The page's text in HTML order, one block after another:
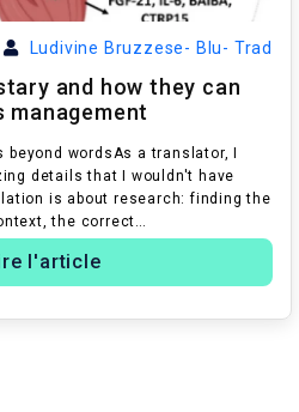
Ludivine Bruzzese- Blu- Trad
and how they can
management
wordsAs a translator, I
details that I wouldn't have
is about research: finding the
the correct
l'article